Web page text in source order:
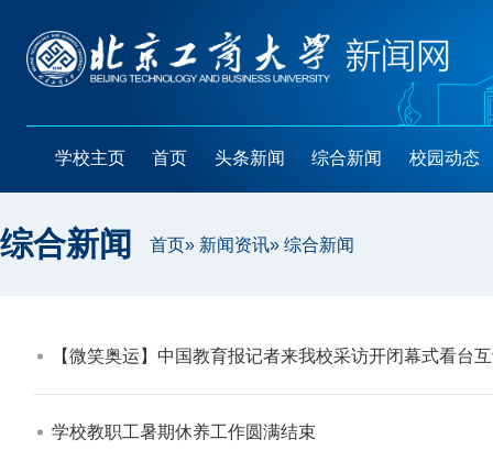
学校主页 首页 头条新闻 综合新闻 校园动态
综合新闻 首页» 新闻资讯» 综合新闻
【微笑奥运】中国教育报记者来我校采访开闭幕式看台
学校教职工暑期休养工作圆满结束​